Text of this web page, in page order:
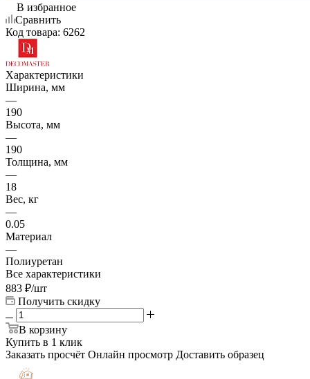
В избранное
Сравнить
Код товара: 6262
Характеристики
Ширина, мм
—
190
Высота, мм
—
190
Толщина, мм
—
18
Вес, кг
—
0.05
Материал
—
Полиуретан
Все характеристики
883 ₽/шт
Получить скидку
В корзину
Купить в 1 клик
Заказать просчёт Онлайн просмотр Доставить образец